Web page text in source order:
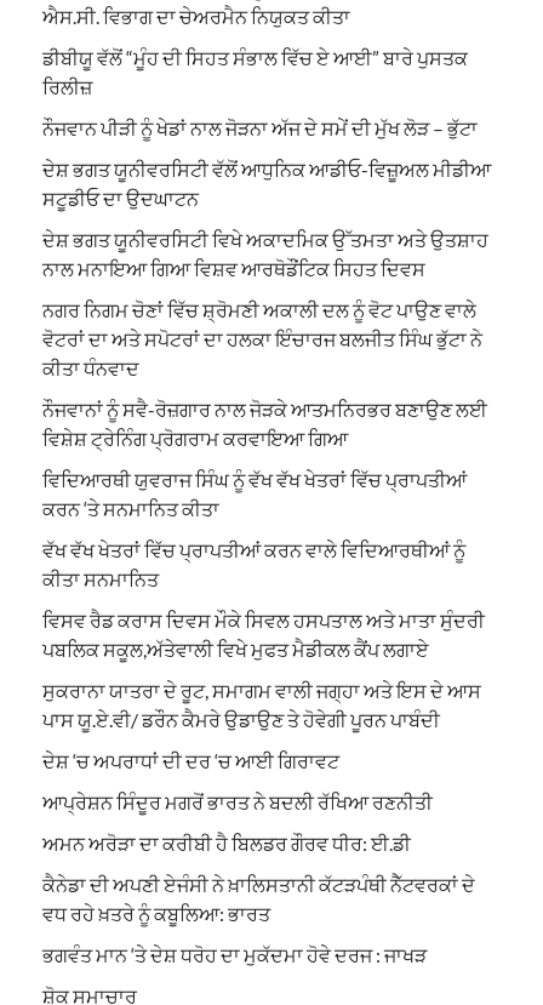
ਐਸ.ਸੀ. ਵਿਭਾਗ ਦਾ ਚੇਅਰਮੈਨ ਨਿਯੁਕਤ ਕੀਤਾ
ਡੀਬੀਯੂ ਵੱਲੋਂ “ਮੂੰਹ ਦੀ ਸਿਹਤ ਸੰਭਾਲ ਵਿੱਚ ਏ ਆਈ” ਬਾਰੇ ਪੁਸਤਕ
ਰਿਲੀਜ਼
ਨੌਜਵਾਨ ਪੀੜੀ ਨੂੰ ਖੇਡਾਂ ਨਾਲ ਜੋੜਨਾ ਅੱਜ ਦੇ ਸਮੇਂ ਦੀ ਮੁੱਖ ਲੋੜ – ਭੁੱਟਾ
ਦੇਸ਼ ਭਗਤ ਯੂਨੀਵਰਸਿਟੀ ਵੱਲੋਂ ਆਧੁਨਿਕ ਆਡੀਓ-ਵਿਜ਼ੂਅਲ ਮੀਡੀਆ
ਸਟੂਡੀਓ ਦਾ ਉਦਘਾਟਨ
ਦੇਸ਼ ਭਗਤ ਯੂਨੀਵਰਸਿਟੀ ਵਿਖੇ ਅਕਾਦਮਿਕ ਉੱਤਮਤਾ ਅਤੇ ਉਤਸ਼ਾਹ
ਨਾਲ ਮਨਾਇਆ ਗਿਆ ਵਿਸ਼ਵ ਆਰਥੋਡੌਂਟਿਕ ਸਿਹਤ ਦਿਵਸ
ਨਗਰ ਨਿਗਮ ਚੋਣਾਂ ਵਿੱਚ ਸ਼੍ਰੋਮਣੀ ਅਕਾਲੀ ਦਲ ਨੂੰ ਵੋਟ ਪਾਉਣ ਵਾਲੇ
ਵੋਟਰਾਂ ਦਾ ਅਤੇ ਸਪੋਟਰਾਂ ਦਾ ਹਲਕਾ ਇੰਚਾਰਜ ਬਲਜੀਤ ਸਿੰਘ ਭੁੱਟਾ ਨੇ
ਕੀਤਾ ਧੰਨਵਾਦ
ਨੌਜਵਾਨਾਂ ਨੂੰ ਸਵੈ-ਰੋਜ਼ਗਾਰ ਨਾਲ ਜੋੜਕੇ ਆਤਮਨਿਰਭਰ ਬਣਾਉਣ ਲਈ
ਵਿਸ਼ੇਸ਼ ਟ੍ਰੇਨਿੰਗ ਪ੍ਰੋਗਰਾਮ ਕਰਵਾਇਆ ਗਿਆ
ਵਿਦਿਆਰਥੀ ਯੁਵਰਾਜ ਸਿੰਘ ਨੂੰ ਵੱਖ ਵੱਖ ਖੇਤਰਾਂ ਵਿੱਚ ਪ੍ਰਾਪਤੀਆਂ
ਕਰਨ ‘ਤੇ ਸਨਮਾਨਿਤ ਕੀਤਾ
ਵੱਖ ਵੱਖ ਖੇਤਰਾਂ ਵਿੱਚ ਪ੍ਰਾਪਤੀਆਂ ਕਰਨ ਵਾਲੇ ਵਿਦਿਆਰਥੀਆਂ ਨੂੰ
ਕੀਤਾ ਸਨਮਾਨਿਤ
ਵਿਸਵ ਰੈਡ ਕਰਾਸ ਦਿਵਸ ਮੌਕੇ ਸਿਵਲ ਹਸਪਤਾਲ ਅਤੇ ਮਾਤਾ ਸੁੰਦਰੀ
ਪਬਲਿਕ ਸਕੂਲ,ਅੱਤੇਵਾਲੀ ਵਿਖੇ ਮੁਫਤ ਮੈਡੀਕਲ ਕੈਂਪ ਲਗਾਏ
ਸੁਕਰਾਨਾ ਯਾਤਰਾ ਦੇ ਰੂਟ, ਸਮਾਗਮ ਵਾਲੀ ਜਗ੍ਹਾ ਅਤੇ ਇਸ ਦੇ ਆਸ
ਪਾਸ ਯੂ.ਏ.ਵੀ/ ਡਰੌਨ ਕੈਮਰੇ ਉਡਾਉਣ ਤੇ ਹੋਵੇਗੀ ਪੂਰਨ ਪਾਬੰਦੀ
ਦੇਸ਼ ‘ਚ ਅਪਰਾਧਾਂ ਦੀ ਦਰ ‘ਚ ਆਈ ਗਿਰਾਵਟ
ਆਪ੍ਰੇਸ਼ਨ ਸਿੰਦੂਰ ਮਗਰੋਂ ਭਾਰਤ ਨੇ ਬਦਲੀ ਰੱਖਿਆ ਰਣਨੀਤੀ
ਅਮਨ ਅਰੋੜਾ ਦਾ ਕਰੀਬੀ ਹੈ ਬਿਲਡਰ ਗੌਰਵ ਧੀਰ: ਈ.ਡੀ
ਕੈਨੇਡਾ ਦੀ ਅਪਣੀ ਏਜੰਸੀ ਨੇ ਖ਼ਾਲਿਸਤਾਨੀ ਕੱਟੜਪੰਥੀ ਨੈੱਟਵਰਕਾਂ ਦੇ
ਵਧ ਰਹੇ ਖ਼ਤਰੇ ਨੂੰ ਕਬੂਲਿਆ: ਭਾਰਤ
ਭਗਵੰਤ ਮਾਨ ‘ਤੇ ਦੇਸ਼ ਧਰੋਹ ਦਾ ਮੁਕੱਦਮਾ ਹੋਵੇ ਦਰਜ : ਜਾਖੜ
ਸ਼ੋਕ ਸਮਾਚਾਰ